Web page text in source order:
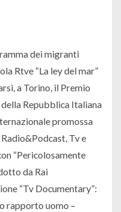
dei migranti
Rtve “La ley del mar”
a Torino, il Premio
Repubblica Italiana
promossa
Tv e
“Pericolosamente
da Rai
“Tv Documentary”:
rapporto uomo –